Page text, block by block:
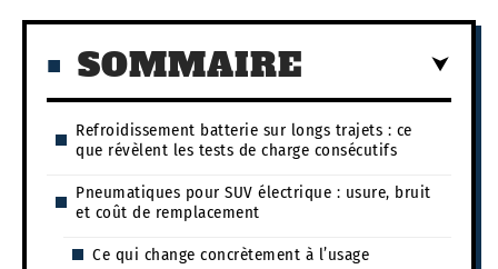
SOMMAIRE
Refroidissement batterie sur longs trajets : ce
que révèlent les tests de charge consécutifs
Pneumatiques pour SUV électrique : usure, bruit
et coût de remplacement
Ce qui change concrètement à l’usage